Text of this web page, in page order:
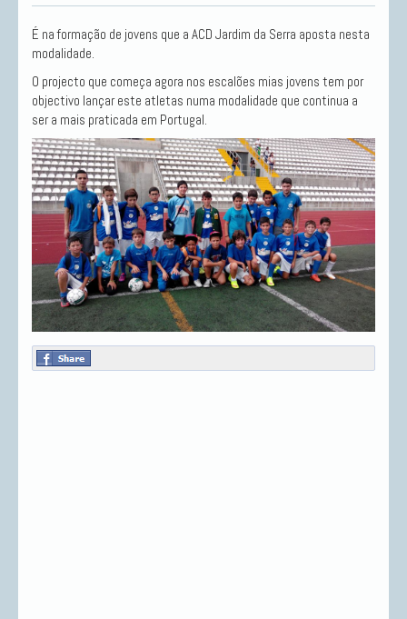
É na formação de jovens que a ACD Jardim da Serra aposta nesta
modalidade.
O projecto que começa agora nos escalões mias jovens tem por
objectivo lançar este atletas numa modalidade que continua a
ser a mais praticada em Portugal.